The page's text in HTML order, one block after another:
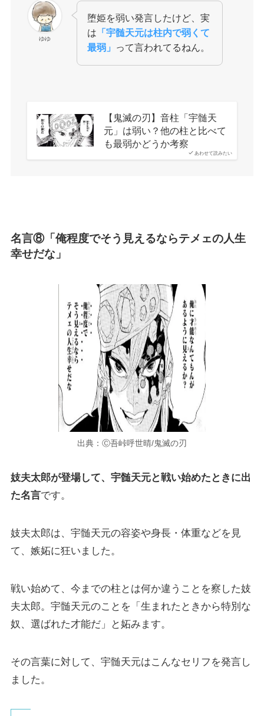
ゆゆ
堕姫を弱い発言したけど、実
は 「宇髄天元は柱内で弱くて
最弱」
って言われてるねん。
あわせて読みたい
【鬼滅の刃】音柱「宇髄天
元」は弱い？他の柱と比べて
も最弱かどうか考察
名言⑧「俺程度でそう見えるならテメェの人生
幸せだな」
出典：Ⓒ吾峠呼世晴/鬼滅の刃
妓夫太郎が登場して、宇髄天元と戦い始めたときに出
た名言です。
妓夫太郎は、宇髄天元の容姿や身長・体重などを見
て、嫉妬に狂いました。
戦い始めて、今までの柱とは何か違うことを察した妓
夫太郎。宇髄天元のことを「生まれたときから特別な
奴、選ばれた才能だ」と妬みます。
その言葉に対して、宇髄天元はこんなセリフを発言し
ました。